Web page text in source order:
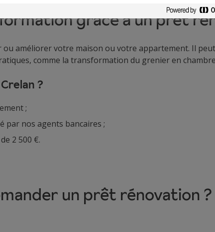
grâce à un prêt
améliorer votre maison ou votre appartement. Il
comme la transformation du grenier en
?
;
par nos agents bancaires ;
2 500 €.
un prêt rénovation ?